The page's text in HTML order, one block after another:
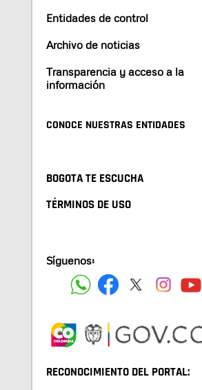
Entidades de control
Archivo de noticias
Transparencia y acceso a la
información
CONOCE NUESTRAS ENTIDADES
BOGOTA TE ESCUCHA
TÉRMINOS DE USO
Síguenos:
RECONOCIMIENTO DEL PORTAL: